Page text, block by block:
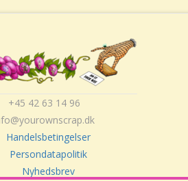
42 63 14 96
Handelsbetingelser
Persondatapolitik
Nyhedsbrev